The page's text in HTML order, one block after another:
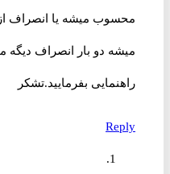
محسوب میشه یا انصراف از
میشه دو بار انصراف دیگه
راهنمایی بفرمایید.تشکر
Reply